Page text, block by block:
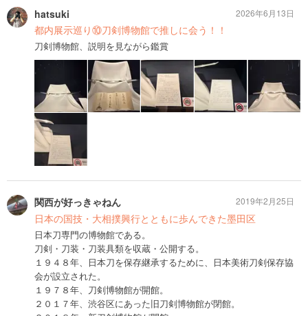
hatsuki
都内展示巡り⑩刀剣博物館で推しに会う！！
刀剣博物館、説明を見ながら鑑賞
2026年6月13日
関西が好っきゃねん
日本の国技・大相撲興行とともに歩んできた墨田区
日本刀専門の博物館である。
刀剣・刀装・刀装具類を収蔵・公開する。
１９４８年、日本刀を保存継承するために、日本美術刀剣保存協
会が設立された。
１９７８年、刀剣博物館が開館。
２０１７年、渋谷区にあった旧刀剣博物館が閉館。
2019年2月25日